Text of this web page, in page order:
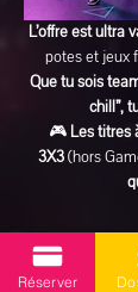
L’offre est ultra
potes et jeux
Que tu sois
chill”,
🎮 Les titres
3X3 (hors
Réserver